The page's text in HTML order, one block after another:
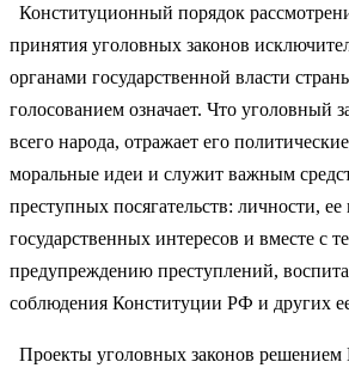
Конституционный порядок
принятия уголовных законов
органами государственной власти
голосованием означает. Что уголовный
всего народа, отражает его
моральные идеи и служит важным
преступных посягательств: личности,
государственных интересов и вместе с
предупреждению преступлений,
соблюдения Конституции РФ и других
Проекты уголовных законов